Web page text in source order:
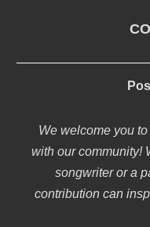
We welcome you
with our community!
songwriter or a
contribution can